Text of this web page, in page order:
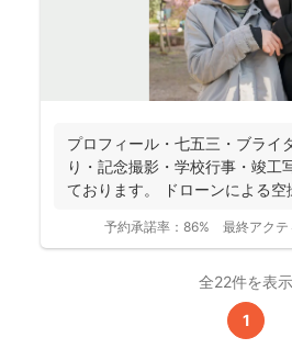
プロフィール・七五三・ブライ
り・記念撮影・学校行事・竣工
ております。 ドローンによる空
予約承諾率： 86% 最終アクテ
全22件を表示
1